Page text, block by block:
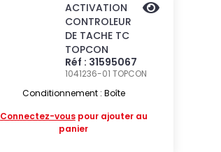
ACTIVATION
CONTROLEUR
DE TACHE TC
TOPCON
Réf : 31595067
1041236-01 TOPCON
Conditionnement : Boîte
Connectez-vouspour ajouter au
panier